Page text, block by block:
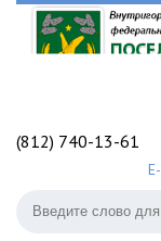
(812) 740-13-61